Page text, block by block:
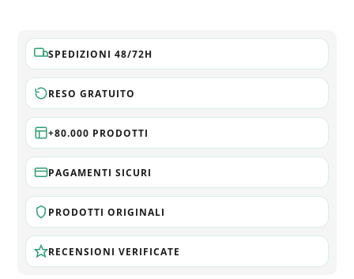
SPEDIZIONI 48/72H
RESO GRATUITO
+80.000 PRODOTTI
PAGAMENTI SICURI
PRODOTTI ORIGINALI
RECENSIONI VERIFICATE